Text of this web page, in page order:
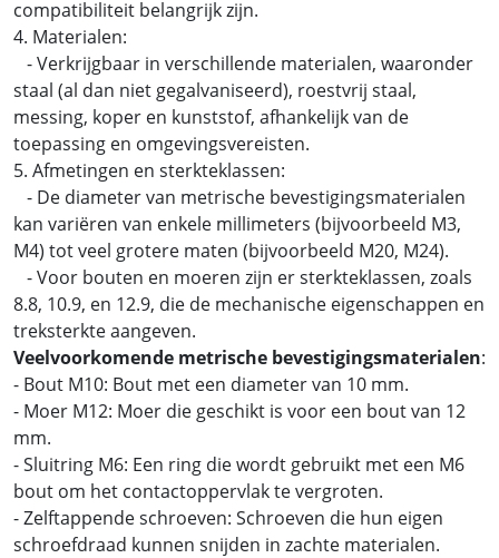
compatibiliteit belangrijk zijn.
4. Materialen:
- Verkrijgbaar in verschillende materialen, waaronder
staal (al dan niet gegalvaniseerd), roestvrij staal,
messing, koper en kunststof, afhankelijk van de
toepassing en omgevingsvereisten.
5. Afmetingen en sterkteklassen:
- De diameter van metrische bevestigingsmaterialen
kan variëren van enkele millimeters (bijvoorbeeld M3,
M4) tot veel grotere maten (bijvoorbeeld M20, M24).
- Voor bouten en moeren zijn er sterkteklassen, zoals
8.8, 10.9, en 12.9, die de mechanische eigenschappen en
treksterkte aangeven.
Veelvoorkomende metrische bevestigingsmaterialen:
- Bout M10: Bout met een diameter van 10 mm.
- Moer M12: Moer die geschikt is voor een bout van 12
mm.
- Sluitring M6: Een ring die wordt gebruikt met een M6
bout om het contactoppervlak te vergroten.
- Zelftappende schroeven: Schroeven die hun eigen
schroefdraad kunnen snijden in zachte materialen.